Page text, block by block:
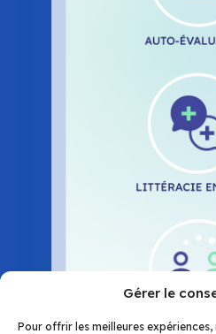
Gérer le
Pour offrir les meilleures